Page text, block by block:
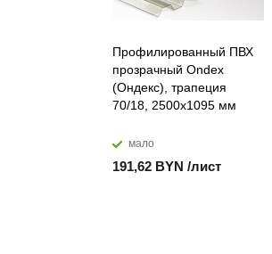
Профилированный ПВХ
прозрачный Ondex
(Ондекс), трапеция
70/18, 2500х1095 мм
мало
191,62 BYN /лист